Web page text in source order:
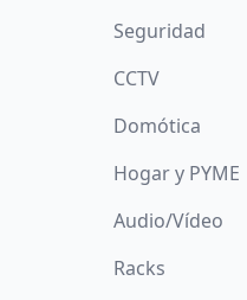
Seguridad
CCTV
Domótica
Hogar y PYME
Audio/Vídeo
Racks